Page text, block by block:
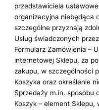
przedstawiciela
organizacyjna niebędąca
szczególne przyznają
Usług świadczonych
Formularz Zamówienia –
internetowej Sklepu, za
zakupu, w szczególności
Koszyka oraz określenie
Sprzedaży m.in. sposobu
Koszyk – element